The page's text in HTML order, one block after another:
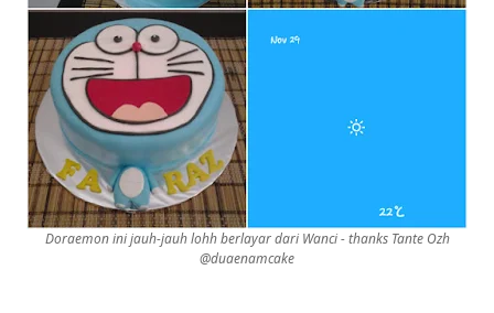
Doraemon ini jauh-jauh lohh berlayar dari Wanci - thanks Tante Ozh
@duaenamcake